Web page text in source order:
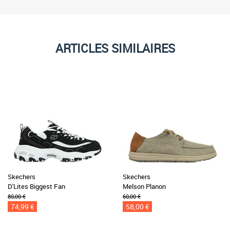
ARTICLES SIMILAIRES
Skechers
D'Lites Biggest Fan
80,00 €
74,99 €
Skechers
Melson Planon
60,00 €
58,00 €